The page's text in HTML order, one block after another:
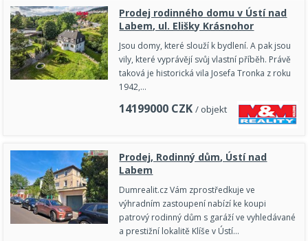
Prodej rodinného domu v Ústí nad
Labem, ul. Elišky Krásnohor
Jsou domy, které slouží k bydlení. A pak jsou
vily, které vyprávějí svůj vlastní příběh. Právě
taková je historická vila Josefa Tronka z roku
1942,…
14199000 CZK / objekt
Prodej, Rodinný dům, Ústí nad
Labem
Dumrealit.cz Vám zprostředkuje ve
výhradním zastoupení nabízí ke koupi
patrový rodinný dům s garáží ve vyhledávané
a prestižní lokalitě Klíše v Ústí…